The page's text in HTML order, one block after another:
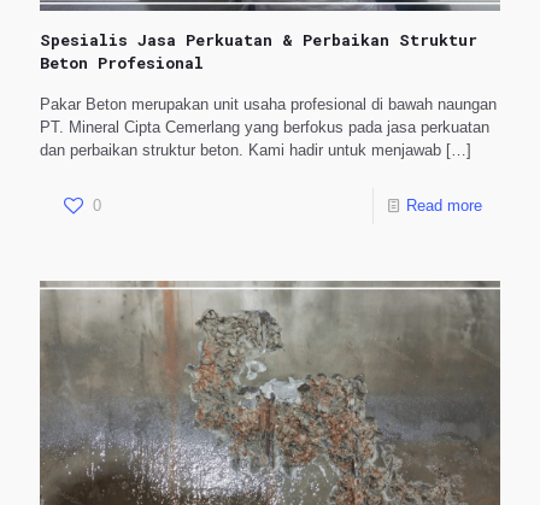
Spesialis Jasa Perkuatan & Perbaikan Struktur
Beton Profesional
Pakar Beton merupakan unit usaha profesional di bawah naungan
PT. Mineral Cipta Cemerlang yang berfokus pada jasa perkuatan
dan perbaikan struktur beton. Kami hadir untuk menjawab […]
0 Read more